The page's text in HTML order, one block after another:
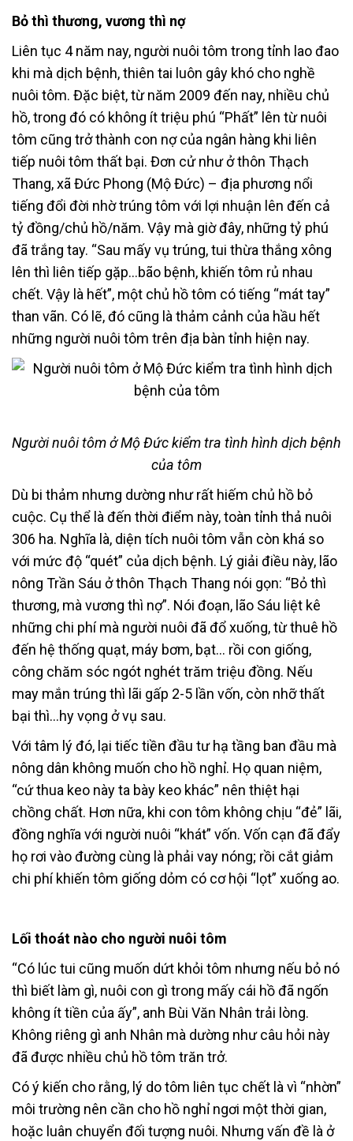
Bỏ thì thương, vương thì nợ
Liên tục 4 năm nay, người nuôi tôm trong tỉnh lao đao
khi mà dịch bệnh, thiên tai luôn gây khó cho nghề
nuôi tôm. Đặc biệt, từ năm 2009 đến nay, nhiều chủ
hồ, trong đó có không ít triệu phú “Phất” lên từ nuôi
tôm cũng trở thành con nợ của ngân hàng khi liên
tiếp nuôi tôm thất bại. Đơn cử như ở thôn Thạch
Thang, xã Đức Phong (Mộ Đức) – địa phương nổi
tiếng đổi đời nhờ trúng tôm với lợi nhuận lên đến cả
tỷ đồng/chủ hồ/năm. Vậy mà giờ đây, những tỷ phú
đã trắng tay. “Sau mấy vụ trúng, tui thừa thắng xông
lên thì liên tiếp gặp…bão bệnh, khiến tôm rủ nhau
chết. Vậy là hết”, một chủ hồ tôm có tiếng “mát tay”
than vãn. Có lẽ, đó cũng là thảm cảnh của hầu hết
những người nuôi tôm trên địa bàn tỉnh hiện nay.
Người nuôi tôm ở Mộ Đức kiểm tra tình hình dịch bệnh
của tôm
Dù bi thảm nhưng dường như rất hiếm chủ hồ bỏ
cuộc. Cụ thể là đến thời điểm này, toàn tỉnh thả nuôi
306 ha. Nghĩa là, diện tích nuôi tôm vẫn còn khá so
với mức độ “quét” của dịch bệnh. Lý giải điều này, lão
nông Trần Sáu ở thôn Thạch Thang nói gọn: “Bỏ thì
thương, mà vương thì nợ”. Nói đoạn, lão Sáu liệt kê
những chi phí mà người nuôi đã đổ xuống, từ thuê hồ
đến hệ thống quạt, máy bơm, bạt… rồi con giống,
công chăm sóc ngót nghét trăm triệu đồng. Nếu
may mắn trúng thì lãi gấp 2-5 lần vốn, còn nhỡ thất
bại thì…hy vọng ở vụ sau.
Với tâm lý đó, lại tiếc tiền đầu tư hạ tầng ban đầu mà
nông dân không muốn cho hồ nghỉ. Họ quan niệm,
“cứ thua keo này ta bày keo khác” nên thiệt hại
chồng chất. Hơn nữa, khi con tôm không chịu “đẻ” lãi,
đồng nghĩa với người nuôi “khát” vốn. Vốn cạn đã đẩy
họ rơi vào đường cùng là phải vay nóng; rồi cắt giảm
chi phí khiến tôm giống dỏm có cơ hội “lọt” xuống ao.
Lối thoát nào cho người nuôi tôm
“Có lúc tui cũng muốn dứt khỏi tôm nhưng nếu bỏ nó
thì biết làm gì, nuôi con gì trong mấy cái hồ đã ngốn
không ít tiền của ấy”, anh Bùi Văn Nhân trải lòng.
Không riêng gì anh Nhân mà dường như câu hỏi này
đã được nhiều chủ hồ tôm trăn trở.
Có ý kiến cho rằng, lý do tôm liên tục chết là vì “nhờn”
môi trường nên cần cho hồ nghỉ ngơi một thời gian,
hoặc luân chuyển đối tượng nuôi. Nhưng vấn đề là ở